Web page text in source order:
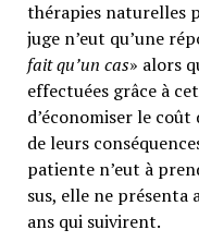
thérapies naturelles
juge n’eut qu’une
fait qu’un cas» alors
effectuées grâce à
d’économiser le
de leurs
patiente n’eut à
sus, elle ne présenta
ans qui suivirent.